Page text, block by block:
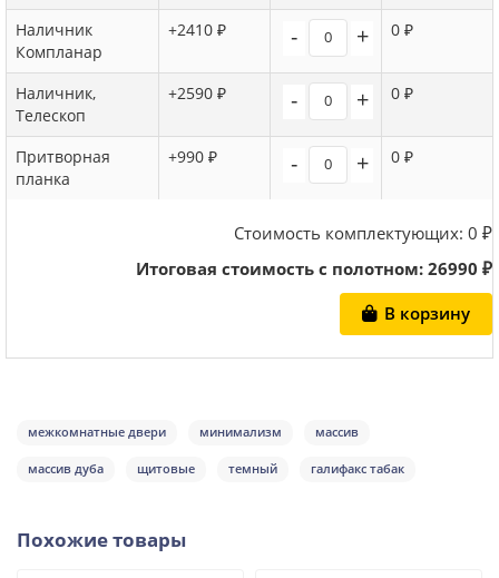
Наличник
Компланар
+2410 ₽ - + 0 ₽
Наличник,
Телескоп
+2590 ₽ - + 0 ₽
Притворная
планка
+990 ₽ - + 0 ₽
Стоимость комплектующих: 0 ₽
Итоговая стоимость с полотном:26990 ₽
В корзину
межкомнатные двери минимализм массив
массив дуба щитовые темный галифакс табак
Похожие товары